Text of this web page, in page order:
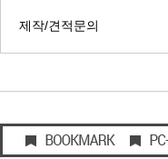
제작/견적문의